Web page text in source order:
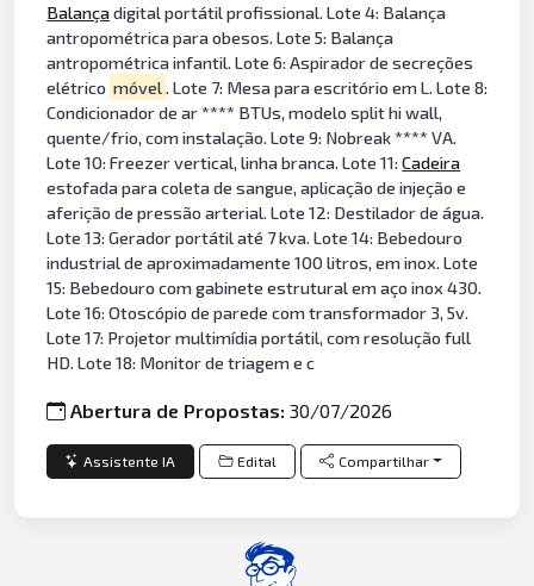
Balançadigital portátil profissional. Lote 4: Balança
antropométrica para obesos. Lote 5: Balança
antropométrica infantil. Lote 6: Aspirador de secreções
elétrico móvel. Lote 7: Mesa para escritório em L. Lote 8:
Condicionador de ar **** BTUs, modelo split hi wall,
quente/frio, com instalação. Lote 9: Nobreak **** VA.
Lote 10: Freezer vertical, linha branca. Lote 11:Cadeira
estofada para coleta de sangue, aplicação de injeção e
aferição de pressão arterial. Lote 12: Destilador de água.
Lote 13: Gerador portátil até 7 kva. Lote 14: Bebedouro
industrial de aproximadamente 100 litros, em inox. Lote
15: Bebedouro com gabinete estrutural em aço inox 430.
Lote 16: Otoscópio de parede com transformador 3, 5v.
Lote 17: Projetor multimídia portátil, com resolução full
HD. Lote 18: Monitor de triagem e c
Abertura de Propostas:30/07/2026
Assistente IA Edital Compartilhar